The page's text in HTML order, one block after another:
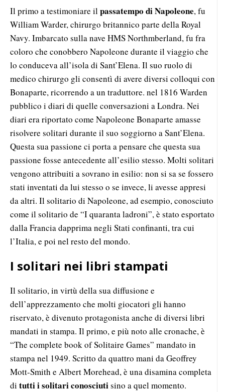
Il primo a testimoniare ilpassatempo di Napoleone, fu
William Warder, chirurgo britannico parte della Royal
Navy. Imbarcato sulla nave HMS Northmberland, fu fra
coloro che conobbero Napoleone durante il viaggio che
lo conduceva all’isola di Sant’Elena. Il suo ruolo di
medico chirurgo gli consentì di avere diversi colloqui con
Bonaparte, ricorrendo a un traduttore. nel 1816 Warden
pubblico i diari di quelle conversazioni a Londra. Nei
diari era riportato come Napoleone Bonaparte amasse
risolvere solitari durante il suo soggiorno a Sant’Elena.
Questa sua passione ci porta a pensare che questa sua
passione fosse antecedente all’esilio stesso. Molti solitari
vengono attribuiti a sovrano in esilio: non si sa se fossero
stati inventati da lui stesso o se invece, li avesse appresi
da altri. Il solitario di Napoleone, ad esempio, conosciuto
come il solitario de “I quaranta ladroni”, è stato esportato
dalla Francia dapprima negli Stati confinanti, tra cui
l’Italia, e poi nel resto del mondo.
I solitari nei libri stampati
Il solitario, in virtù della sua diffusione e
dell’apprezzamento che molti giocatori gli hanno
riservato, è divenuto protagonista anche di diversi libri
mandati in stampa. Il primo, e più noto alle cronache, è
“The complete book of Solitaire Games” mandato in
stampa nel 1949. Scritto da quattro mani da Geoffrey
Mott-Smith e Albert Morehead, è una disamina completa
di tutti i solitari conosciutisino a quel momento.